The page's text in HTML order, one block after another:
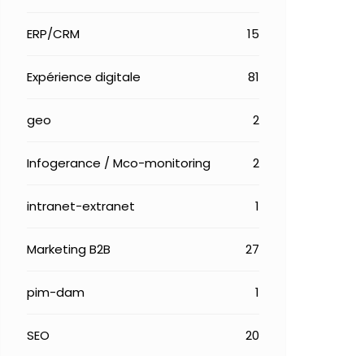
ERP/CRM 15
Expérience digitale 81
geo 2
Infogerance / Mco-monitoring 2
intranet-extranet 1
Marketing B2B 27
pim-dam 1
SEO 20